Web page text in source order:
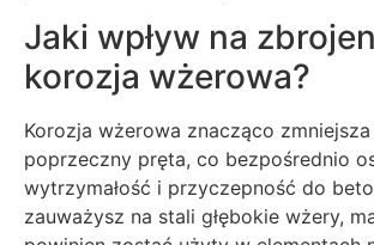
Jaki wpływ na
korozja wżerowa?
Korozja wżerowa znacząco
poprzeczny pręta, co bezpośrednio
wytrzymałość i przyczepność do
zauważysz na stali głębokie wżery,